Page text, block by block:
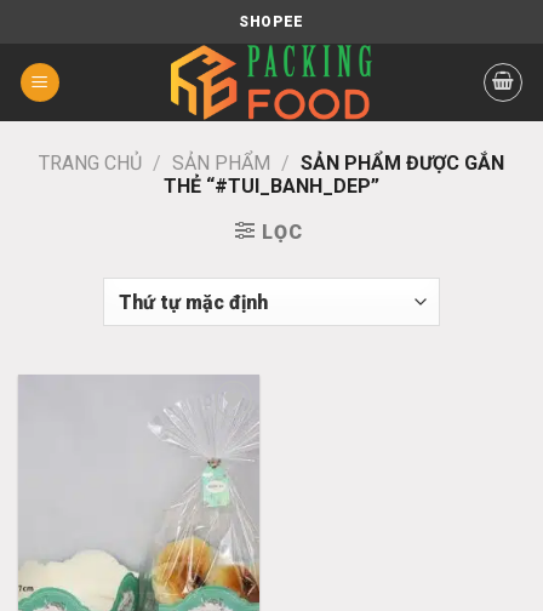
nội
dung
SHOPEE
TRANG CHỦ / SẢN PHẨM / SẢN PHẨM ĐƯỢC GẮN
THẺ “#TUI_BANH_DEP”
LỌC
Add
wishlist